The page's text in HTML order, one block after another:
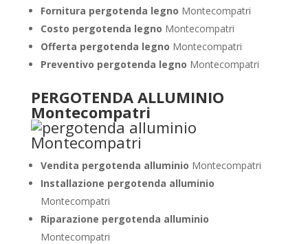
Fornitura pergotenda legno Montecompatri
Costo pergotenda legno Montecompatri
Offerta pergotenda legno Montecompatri
Preventivo pergotenda legno Montecompatri
PERGOTENDA ALLUMINIO
Montecompatri
Vendita pergotenda alluminio Montecompatri
Installazione pergotenda alluminio
Montecompatri
Riparazione pergotenda alluminio
Montecompatri